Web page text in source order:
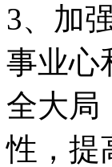
3、加
事业心
全大局
性，提